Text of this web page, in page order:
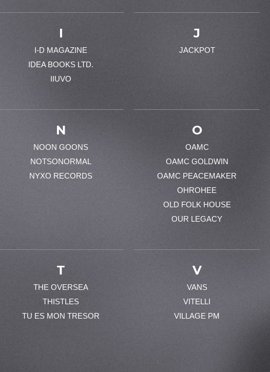
I
I-D MAGAZINE
IDEA BOOKS LTD.
IIUVO
J
JACKPOT
N
NOON GOONS
NOTSONORMAL
NYXO RECORDS
O
OAMC
OAMC GOLDWIN
OAMC PEACEMAKER
OHROHEE
OLD FOLK HOUSE
OUR LEGACY
T
THE OVERSEA
THISTLES
TU ES MON TRESOR
V
VANS
VITELLI
VILLAGE PM